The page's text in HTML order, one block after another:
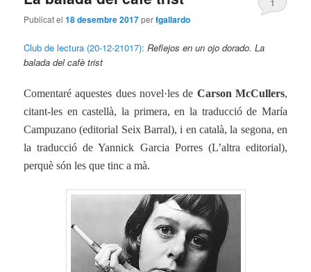
Publicat el18 desembre 2017perfgallardo
1
Club de lectura (20-12-21017): Reflejos en un ojo dorado.La
balada del cafè trist
Comentaré aquestes dues novel·les de Carson McCullers,
citant-les en castellà, la primera, en la traducció de María
Campuzano (editorial Seix Barral), i en català, la segona, en
la traducció de Yannick Garcia Porres (L’altra editorial),
perquè són les que tinc a mà.